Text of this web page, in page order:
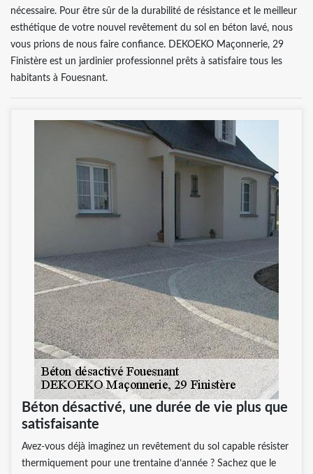
nécessaire. Pour être sûr de la durabilité de résistance et le meilleur
esthétique de votre nouvel revêtement du sol en béton lavé, nous
vous prions de nous faire confiance. DEKOEKO Maçonnerie, 29
Finistère est un jardinier professionnel prêts à satisfaire tous les
habitants à Fouesnant.
Béton désactivé, une durée de vie plus que
satisfaisante
Avez-vous déjà imaginez un revêtement du sol capable résister
thermiquement pour une trentaine d’année ? Sachez que le